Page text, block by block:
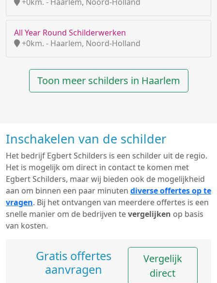
All Year Round Schilderwerken
+0km. - Haarlem, Noord-Holland
Toon meer schilders in Haarlem
Inschakelen van de schilder
Het bedrijf Egbert Schilders is een schilder uit de regio.
Het is mogelijk om direct in contact te komen met
Egbert Schilders, maar wij bieden ook de mogelijkheid
aan om binnen een paar minuten diverse offertes op te
vragen. Bij het ontvangen van meerdere offertes is een
snelle manier om de bedrijven tevergelijken op basis
van kosten.
Gratis offertes
aanvragen
Vergelijk
direct